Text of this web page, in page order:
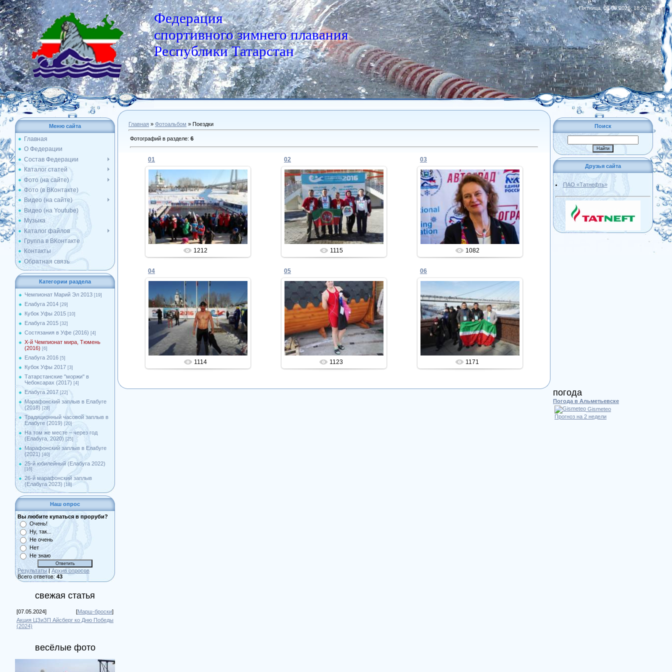
Федерация
спортивного зимнего плавания
Республики Татарстан
Пятница, 07.08.2026, 18:24
|RSS
Меню сайта
Главная
О Федерации
Состав Федерации
Каталог статей
Фото (на сайте)
Фото (в ВКонтакте)
Видео (на сайте)
Видео (на Youtube)
Музыка
Каталог файлов
Группа в ВКонтакте
Контакты
Обратная связь
Категории раздела
Чемпионат Марий Эл 2013 [19]
Елабуга 2014 [29]
Кубок Уфы 2015 [10]
Елабуга 2015 [32]
Состязания в Уфе (2016) [4]
X-й Чемпионат мира, Тюмень
(2016) [6]
Елабуга 2016 [5]
Кубок Уфы 2017 [3]
Татарстанские ''моржи'' в
Чебоксарах (2017) [4]
Елабуга 2017 [22]
Марафонский заплыв в Елабуге
(2018) [28]
Традиционный часовой заплыв в
Елабуге (2019) [20]
На том же месте – через год
(Елабуга, 2020) [25]
Марафонский заплыв в Елабуге
(2021) [40]
25-й юбилейный (Елабуга 2022)
[16]
26-й марафонский заплыв
(Елабуга 2023) [18]
Наш опрос
Вы любите купаться в проруби?
Очень!
Ну, так...
Не очень
Нет
Не знаю
Результаты | Архив опросов
Всего ответов: 43
свежая статья
[07.05.2024] [Марш-броски]
Акция ЦЗиЗП Айсберг ко Дню Победы
(2024)
весёлые фото
Главная » Фотоальбом » Поездки
Фотографий в разделе: 6
01
18.03.2016
X-й Чемпионат мира, Тюмень
(2016)
Admin
1212
02
18.03.2016
X-й Чемпионат мира, Тюмень
(2016)
Admin
1115
03
18.03.2016
X-й Чемпионат мира, Тюмень
(2016)
Admin
1082
04
18.03.2016
X-й Чемпионат мира, Тюмень
(2016)
Admin
1114
05
18.03.2016
X-й Чемпионат мира, Тюмень
(2016)
Admin
1123
06
18.03.2016
X-й Чемпионат мира, Тюмень
(2016)
Admin
1171
Поиск
Друзья сайта
ПАО «Татнефть»
погода
Погода в Альметьевске
Gismeteo
Прогноз на 2 недели